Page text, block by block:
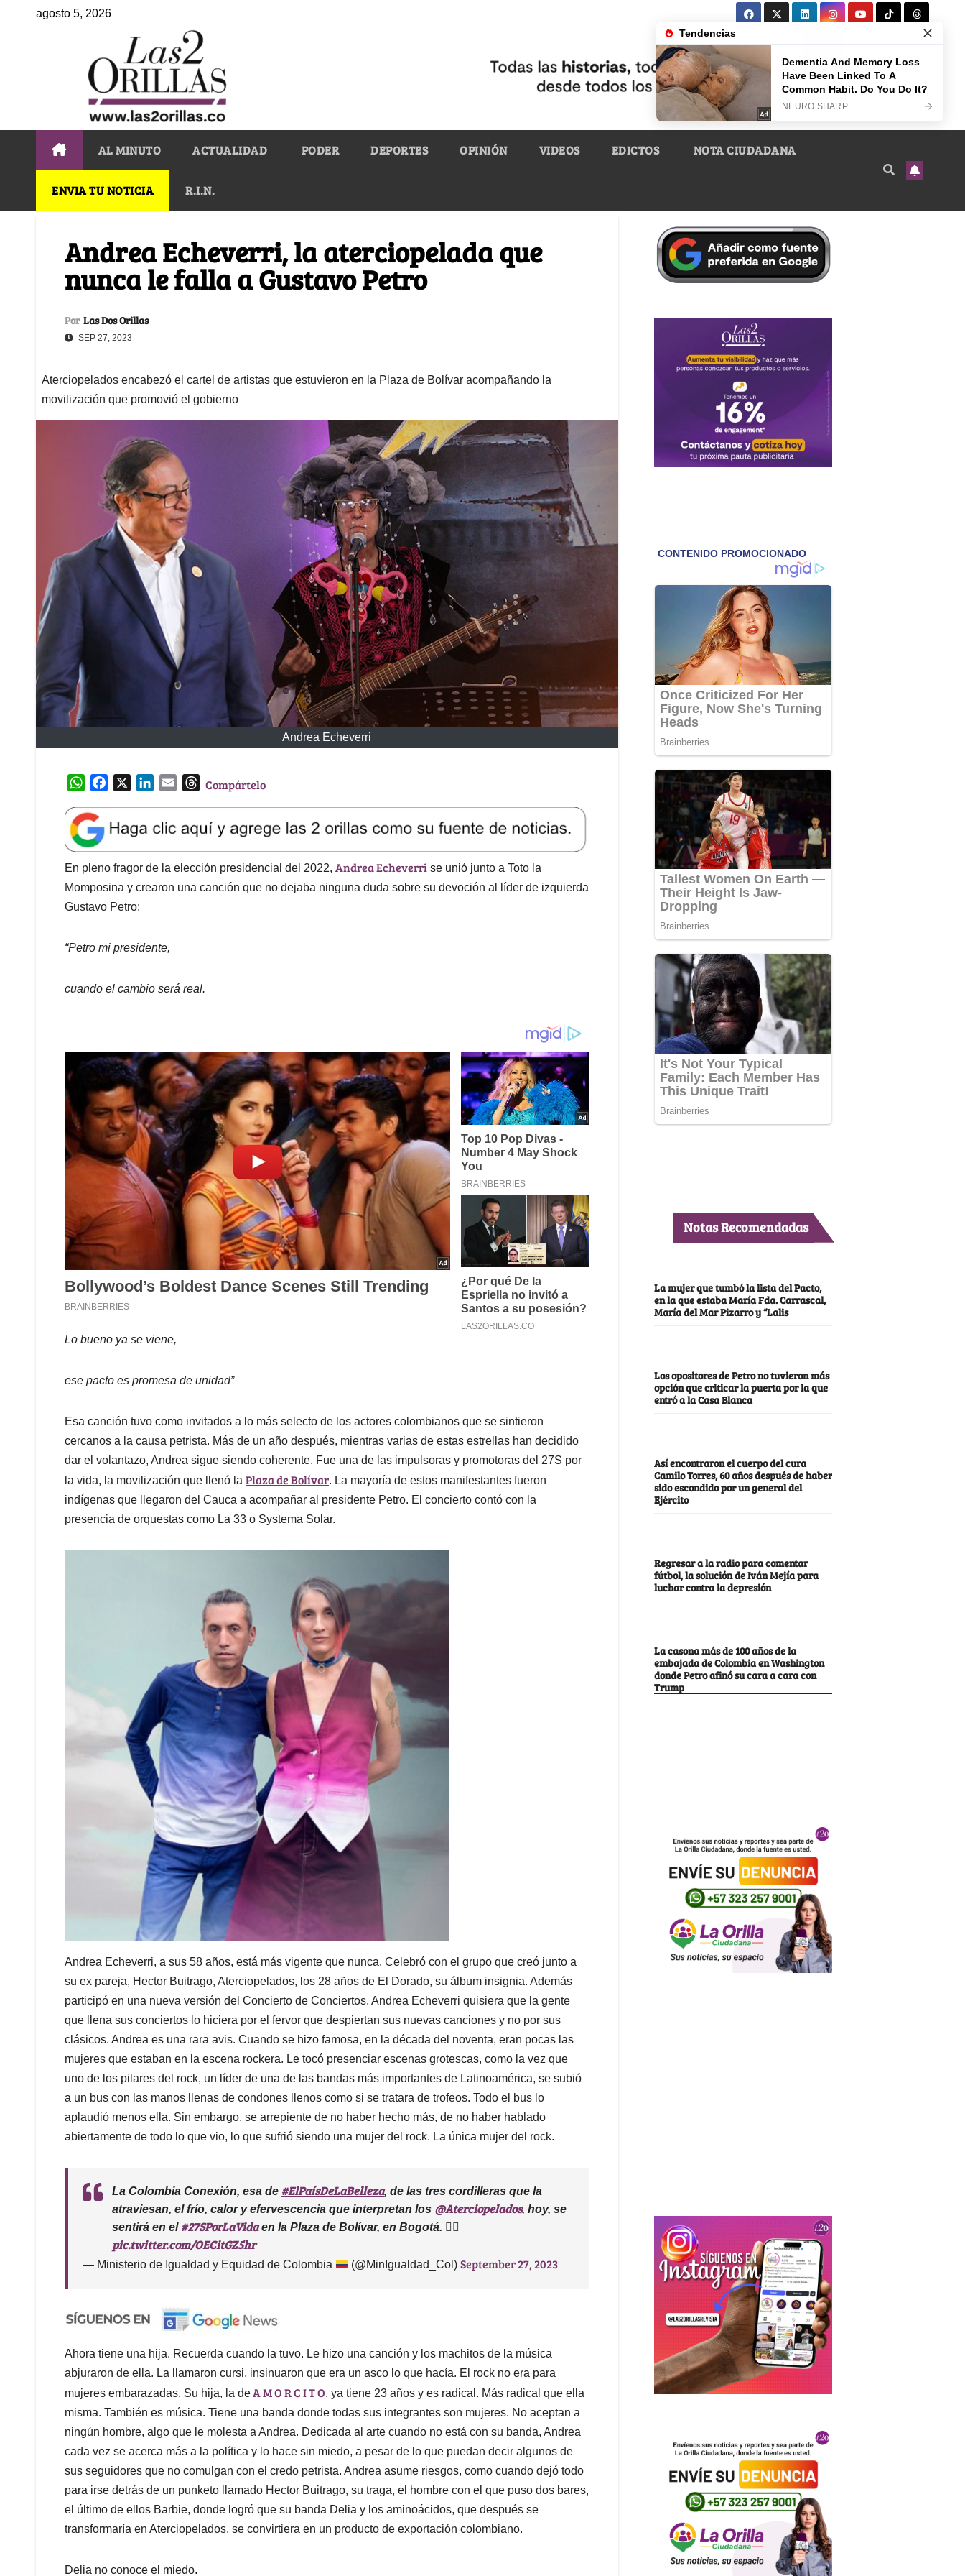
agosto 5, 2026
AL MINUTO ACTUALIDAD PODER DEPORTES OPINIÓN VIDEOS EDICTOS NOTA CIUDADANA
ENVIA TU NOTICIA R.I.N.
Andrea Echeverri, la aterciopelada que
nunca le falla a Gustavo Petro
Por Las Dos Orillas
SEP 27, 2023
Aterciopelados encabezó el cartel de artistas que estuvieron en la Plaza de Bolívar acompañando la
movilización que promovió el gobierno
Andrea Echeverri
W
a
t
s
A
p
p
e
b
o
o
k
k
e
d
I
l
T
e
a
d
s
Compártelo
En pleno fragor de la elección presidencial del 2022, Andrea Echeverri se unió junto a Toto la
Momposina y crearon una canción que no dejaba ninguna duda sobre su devoción al líder de izquierda
Gustavo Petro:
“Petro mi presidente,
cuando el cambio será real.
Lo bueno ya se viene,
ese pacto es promesa de unidad”
Esa canción tuvo como invitados a lo más selecto de los actores colombianos que se sintieron
cercanos a la causa petrista. Más de un año después, mientras varias de estas estrellas han decidido
dar el volantazo, Andrea sigue siendo coherente. Fue una de las impulsoras y promotoras del 27S por
la vida, la movilización que llenó la Plaza de Bolívar. La mayoría de estos manifestantes fueron
indígenas que llegaron del Cauca a acompañar al presidente Petro. El concierto contó con la
presencia de orquestas como La 33 o Systema Solar.
Andrea Echeverri, a sus 58 años, está más vigente que nunca. Celebró con el grupo que creó junto a
su ex pareja, Hector Buitrago, Aterciopelados, los 28 años de El Dorado, su álbum insignia. Además
participó en una nueva versión del Concierto de Conciertos. Andrea Echeverri quisiera que la gente
que llena sus conciertos lo hiciera por el fervor que despiertan sus nuevas canciones y no por sus
clásicos. Andrea es una rara avis. Cuando se hizo famosa, en la década del noventa, eran pocas las
mujeres que estaban en la escena rockera. Le tocó presenciar escenas grotescas, como la vez que
uno de los pilares del rock, un líder de una de las bandas más importantes de Latinoamérica, se subió
a un bus con las manos llenas de condones llenos como si se tratara de trofeos. Todo el bus lo
aplaudió menos ella. Sin embargo, se arrepiente de no haber hecho más, de no haber hablado
abiertamente de todo lo que vio, lo que sufrió siendo una mujer del rock. La única mujer del rock.
La Colombia Conexión, esa de #ElPaísDeLaBelleza, de las tres cordilleras que la
atraviesan, el frío, calor y efervescencia que interpretan los @Aterciopelados, hoy, se
sentirá en el #27SPorLaVidaen la Plaza de Bolívar, en Bogotá. ❤️‍🔥
pic.twitter.com/OECitGZ5hr
— Ministerio de Igualdad y Equidad de Colombia (@MinIgualdad_Col)September 27, 2023
Ahora tiene una hija. Recuerda cuando la tuvo. Le hizo una canción y los machitos de la música
abjuraron de ella. La llamaron cursi, insinuaron que era un asco lo que hacía. El rock no era para
mujeres embarazadas. Su hija, la deA M O R C I T O, ya tiene 23 años y es radical. Más radical que ella
misma. También es música. Tiene una banda donde todas sus integrantes son mujeres. No aceptan a
ningún hombre, algo que le molesta a Andrea. Dedicada al arte cuando no está con su banda, Andrea
cada vez se acerca más a la política y lo hace sin miedo, a pesar de lo que puedan decir algunos de
sus seguidores que no comulgan con el credo petrista. Andrea asume riesgos, como cuando dejó todo
para irse detrás de un punketo llamado Hector Buitrago, su traga, el hombre con el que puso dos bares,
el último de ellos Barbie, donde logró que su banda Delia y los aminoácidos, que después se
transformaría en Aterciopelados, se convirtiera en un producto de exportación colombiano.
Delia no conoce el miedo.
Notas Recomendadas
La mujer que tumbó la lista del Pacto,
en la que estaba María Fda. Carrascal,
María del Mar Pizarro y “Lalis
Los opositores de Petro no tuvieron más
opción que criticar la puerta por la que
entró a la Casa Blanca
Así encontraron el cuerpo del cura
Camilo Torres, 60 años después de haber
sido escondido por un general del
Ejército
Regresar a la radio para comentar
fútbol, la solución de Iván Mejía para
luchar contra la depresión
La casona más de 100 años de la
embajada de Colombia en Washington
donde Petro afinó su cara a cara con
Trump